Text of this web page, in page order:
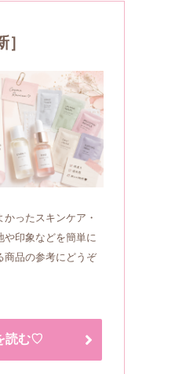
ったスキンケア・
や印象などを簡単に
商品の参考にどうぞ
読む♡